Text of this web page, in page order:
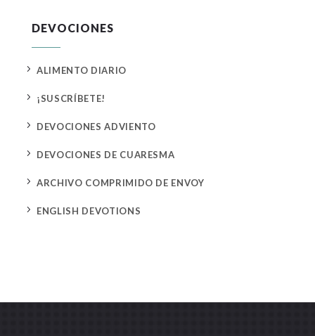
DEVOCIONES
5 ALIMENTO DIARIO
5 ¡SUSCRÍBETE!
5 DEVOCIONES ADVIENTO
5 DEVOCIONES DE CUARESMA
5 ARCHIVO COMPRIMIDO DE ENVOY
5 ENGLISH DEVOTIONS